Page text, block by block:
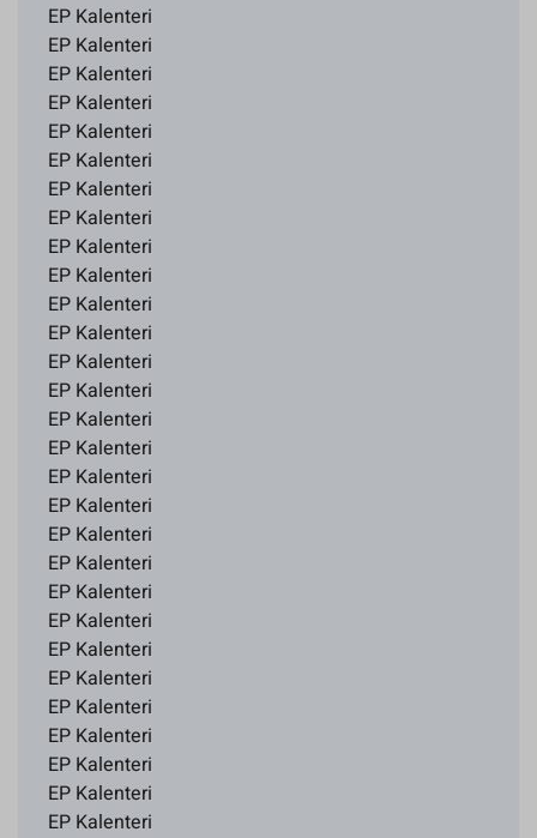
EP Kalenteri
EP Kalenteri
EP Kalenteri
EP Kalenteri
EP Kalenteri
EP Kalenteri
EP Kalenteri
EP Kalenteri
EP Kalenteri
EP Kalenteri
EP Kalenteri
EP Kalenteri
EP Kalenteri
EP Kalenteri
EP Kalenteri
EP Kalenteri
EP Kalenteri
EP Kalenteri
EP Kalenteri
EP Kalenteri
EP Kalenteri
EP Kalenteri
EP Kalenteri
EP Kalenteri
EP Kalenteri
EP Kalenteri
EP Kalenteri
EP Kalenteri
EP Kalenteri